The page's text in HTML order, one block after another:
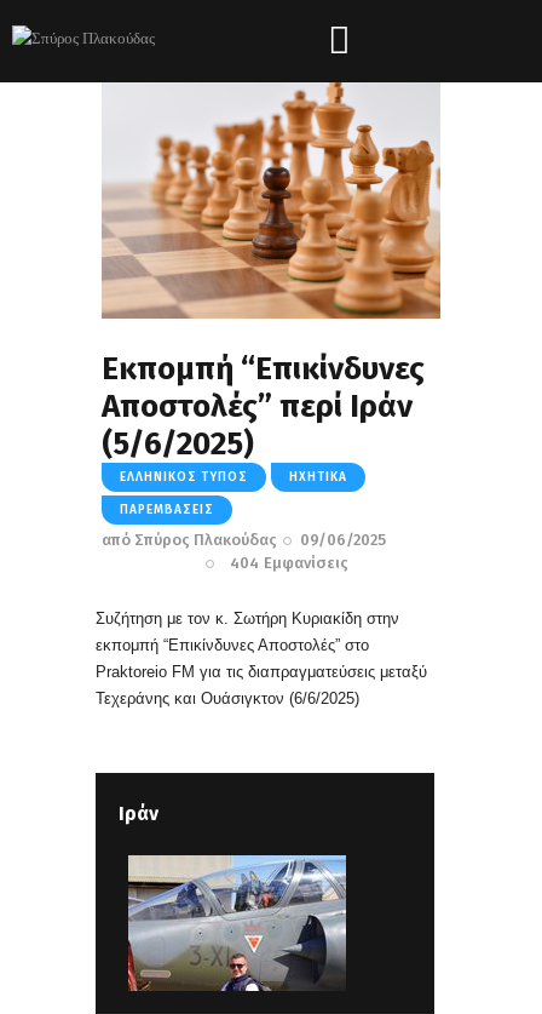
Εκπομπή “Επικίνδυνες
Αποστολές” περί Ιράν
(5/6/2025)
ΕΛΛΗΝΙΚΌΣ ΤΎΠΟΣ ΗΧΗΤΙΚΆ
ΠΑΡΕΜΒΆΣΕΙΣ
από Σπύρος Πλακούδας
09/06/2025
404 Εμφανίσεις
Συζήτηση με τον κ. Σωτήρη Κυριακίδη στην
εκπομπή “Επικίνδυνες Αποστολές” στο
Praktoreio FM για τις διαπραγματεύσεις μεταξύ
Τεχεράνης και Ουάσιγκτον (6/6/2025)
Ιράν